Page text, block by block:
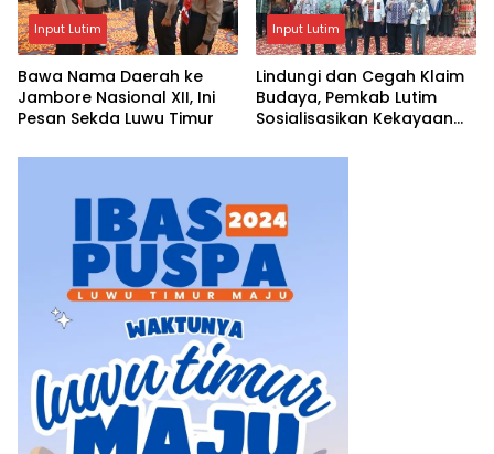
Input Lutim
Bawa Nama Daerah ke
Jambore Nasional XII, Ini
Pesan Sekda Luwu Timur
Input Lutim
Lindungi dan Cegah Klaim
Budaya, Pemkab Lutim
Sosialisasikan Kekayaan